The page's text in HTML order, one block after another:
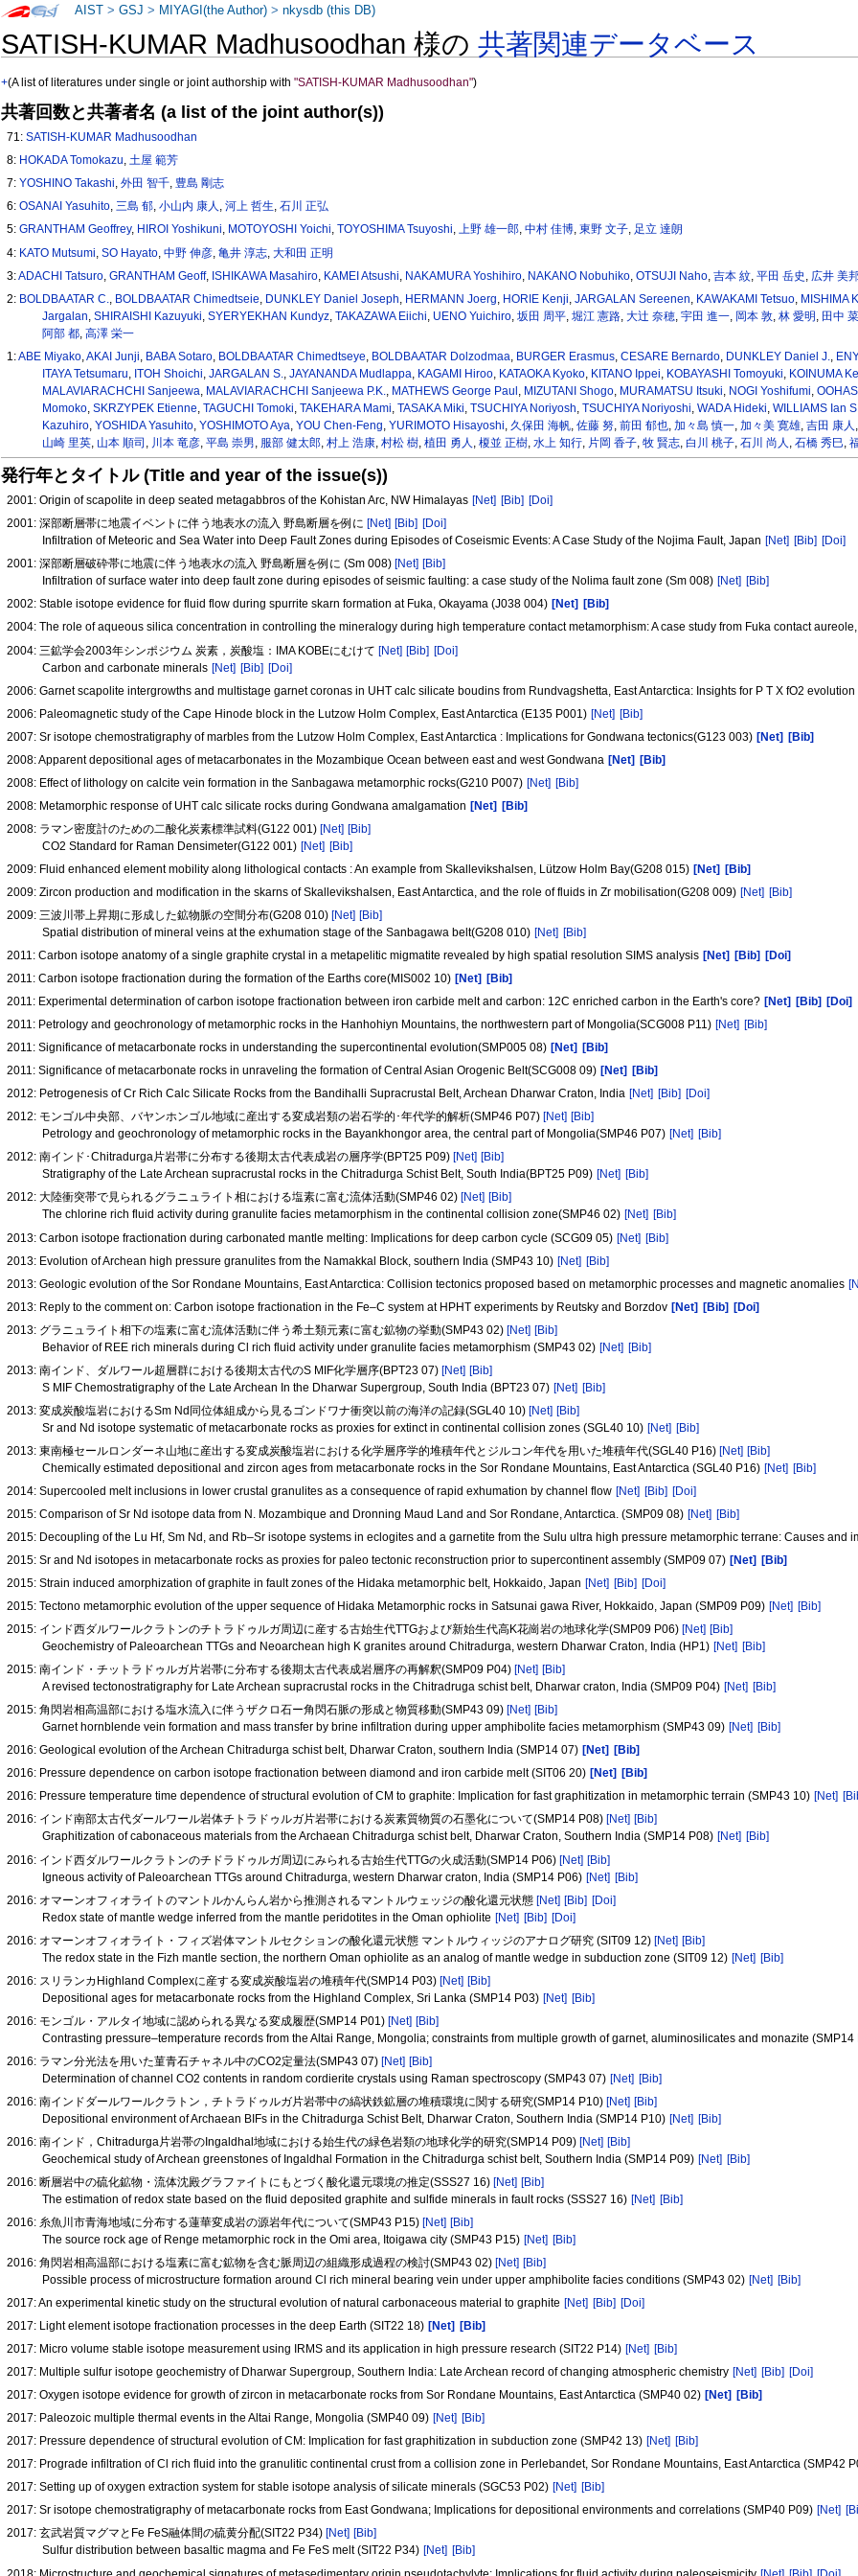
SATISH-KUMAR Madhusoodhan 様の共著関連データベース
+(A list of literatures under single or joint authorship with"SATISH-KUMAR Madhusoodhan")
共著回数と共著者名 (a list of the joint author(s))
71:SATISH-KUMAR Madhusoodhan
8: HOKADA Tomokazu,土屋 範芳
7:YOSHINO Takashi,外田 智千, 豊島 剛志
6:OSANAI Yasuhito,三島 郁,小山内 康人 ,河上 哲生,石川 正弘
5:GRANTHAM Geoffrey, HIROI Yoshikuni, MOTOYOSHI Yoichi,TOYOSHIMA Tsuyoshi,上野 雄一郎,中村 佳博,東野 文子, 足立 達朗
4: KATO Mutsumi ,SO Hayato ,中野 伸彦 ,亀井 淳志 ,大和田 正明
3:ADACHI Tatsuro ,GRANTHAM Geoff, ISHIKAWA Masahiro KAMEI Atsushi NAKAMURA Yoshihiro NAKANO Nobuhiko ,OTSUJI Naho ,吉本 紋 ,平田 岳史 広井 美
2: BOLDBAATAR C. BOLDBAATAR Chimedtseie DUNKLEY Daniel Joseph HERMANN Joerg HORIE Kenji ,JARGALAN Sereenen KAWAKAMI Tetsuo MISHIMA
Jargalan SHIRAISHI Kazuyuki SYERYEKHAN Kundyz, TAKAZAWA Eiichi UENO Yuichiro, 坂田 周平, 堀江 憲路, 大辻 奈穂, 宇田 進一, 岡本 敦, 林 愛明 田中
阿部 都, 高澤 栄一
1:ABE Miyako ,AKAI Junji BABA Sotaro BOLDBAATAR Chimedtseye BOLDBAATAR Dolzodmaa BURGER Erasmus ,CESARE Bernardo DUNKLEY Daniel J.
ITAYA Tetsumaru ITOH Shoichi JARGALAN S. JAYANANDA Mudlappa KAGAMI Hiroo, KATAOKA Kyoko, KITANO Ippei KOBAYASHI Tomoyuki KOINUMA
MALAVIARACHCHI Sanjeewa MALAVIARACHCHI Sanjeewa P.K. MATHEWS George Paul MIZUTANI Shogo, MURAMATSU Itsuki NOGI Yoshifumi
Momoko, SKRZYPEK Etienne TAGUCHI Tomoki TAKEHARA Mami TASAKA Miki TSUCHIYA Noriyosh TSUCHIYA Noriyoshi WADA Hideki WILLIAMS Ian S.
Kazuhiro, YOSHIDA Yasuhito, YOSHIMOTO Aya YOU Chen-Feng YURIMOTO Hisayoshi 久保田 海帆, 佐藤 努, 前田 郁也, 加々島 慎一, 加々美 寛雄, 吉田 康人
山崎 里英, 山本 順司 川本 竜彦, 平島 崇男 服部 健太郎, 村上 浩康, 村松 樹, 植田 勇人 榎並 正樹, 水上 知行, 片岡 香子, 牧 賢志, 白川 桃子, 石川 尚人 石橋 秀巳
発行年とタイトル (Title and year of the issue(s))
2001: Origin of scapolite in deep seated metagabbros of the Kohistan Arc, NW Himalayas [Net] [Bib] [Doi]
2001: 深部断層帯に地震イベントに伴う地表水の流入 野島断層を例に [Net] [Bib] [Doi]
Infiltration of Meteoric and Sea Water into Deep Fault Zones during Episodes of Coseismic Events: A Case Study of the Nojima Fault, Japan [Net] [Bib] [Doi]
2001: 深部断層破砕帯に地震に伴う地表水の流入 野島断層を例に (Sm 008) [Net] [Bib]
Infiltration of surface water into deep fault zone during episodes of seismic faulting: a case study of the Nolima fault zone (Sm 008) [Net] [Bib]
2002: Stable isotope evidence for fluid flow during spurrite skarn formation at Fuka, Okayama (J038 004) [Net]
[Bib]
2004: The role of aqueous silica concentration in controlling the mineralogy during high temperature contact metamorphism: A case study from Fuka contact
2004: 三鉱学会2003年シンポジウム 炭素，炭酸塩：IMA KOBEにむけて[Net] [Bib] [Doi]
Carbon and carbonate minerals [Net] [Bib] [Doi]
2006: Garnet scapolite intergrowths and multistage garnet coronas in UHT calc silicate boudins from Rundvagshetta, East Antarctica: Insights for P T X fO2 evolution
2006: Paleomagnetic study of the Cape Hinode block in the Lutzow Holm Complex, East Antarctica (E135 P001) [Net] [Bib]
2007: Sr isotope chemostratigraphy of marbles from the Lutzow Holm Complex, East Antarctica : Implications for Gondwana tectonics(G123 003) [Net] [Bib]
2008: Apparent depositional ages of metacarbonates in the Mozambique Ocean between east and west Gondwana [Net] [Bib]
2008: Effect of lithology on calcite vein formation in the Sanbagawa metamorphic rocks(G210 P007) [Net] [Bib]
2008: Metamorphic response of UHT calc silicate rocks during Gondwana amalgamation [Net] [Bib]
2008: ラマン密度計のための二酸化炭素標準試料(G122 001)[Net] [Bib]
CO2 Standard for Raman Densimeter(G122 001) [Net] [Bib]
2009: Fluid enhanced element mobility along lithological contacts : An example from Skallevikshalsen, Lützow Holm Bay(G208 015) [Net]
[Bib]
2009: Zircon production and modification in the skarns of Skallevikshalsen, East Antarctica, and the role of fluids in Zr mobilisation(G208 009) [Net] [Bib]
2009: 三波川帯上昇期に形成した鉱物脈の空間分布(G208 010) [Net] [Bib]
Spatial distribution of mineral veins at the exhumation stage of the Sanbagawa belt(G208 010) [Net] [Bib]
2011: Carbon isotope anatomy of a single graphite crystal in a metapelitic migmatite revealed by high spatial resolution SIMS analysis [Net] [Bib]
[Doi]
2011: Carbon isotope fractionation during the formation of the Earths core(MIS002 10) [Net]
[Bib]
2011: Experimental determination of carbon isotope fractionation between iron carbide melt and carbon: 12C enriched carbon in the Earth's core? [Net] [Bib]
[Doi]
2011: Petrology and geochronology of metamorphic rocks in the Hanhohiyn Mountains, the northwestern part of Mongolia(SCG008 P11) [Net] [Bib]
2011: Significance of metacarbonate rocks in understanding the supercontinental evolution(SMP005 08) [Net]
[Bib]
2011: Significance of metacarbonate rocks in unraveling the formation of Central Asian Orogenic Belt(SCG008 09) [Net]
[Bib]
2012: Petrogenesis of Cr Rich Calc Silicate Rocks from the Bandihalli Supracrustal Belt, Archean Dharwar Craton, India [Net] [Bib] [Doi]
2012: モンゴル中央部、バヤンホンゴル地域に産出する変成岩類の岩石学的･年代学的解析(SMP46 P07) [Net] [Bib]
Petrology and geochronology of metamorphic rocks in the Bayankhongor area, the central part of Mongolia(SMP46 P07) [Net] [Bib]
2012: 南インド･Chitradurga片岩帯に分布する後期太古代表成岩の層序学(BPT25 P09) [Net] [Bib]
Stratigraphy of the Late Archean supracrustal rocks in the Chitradurga Schist Belt, South India(BPT25 P09) [Net] [Bib]
2012: 大陸衝突帯で見られるグラニュライト相における塩素に富む流体活動(SMP46 02) [Net] [Bib]
The chlorine rich fluid activity during granulite facies metamorphism in the continental collision zone(SMP46 02) [Net] [Bib]
2013: Carbon isotope fractionation during carbonated mantle melting: Implications for deep carbon cycle (SCG09 05) [Net] [Bib]
2013: Evolution of Archean high pressure granulites from the Namakkal Block, southern India (SMP43 10) [Net] [Bib]
2013: Geologic evolution of the Sor Rondane Mountains, East Antarctica: Collision tectonics proposed based on metamorphic processes and magnetic anomalies
2013: Reply to the comment on: Carbon isotope fractionation in the Fe–C system at HPHT experiments by Reutsky and Borzdov [Net] [Bib] [Doi]
2013: グラニュライト相下の塩素に富む流体活動に伴う希土類元素に富む鉱物の挙動(SMP43 02)[Net] [Bib]
Behavior of REE rich minerals during Cl rich fluid activity under granulite facies metamorphism (SMP43 02) [Net] [Bib]
2013: 南インド、ダルワール超層群における後期太古代のS MIF化学層序(BPT23 07)[Net] [Bib]
S MIF Chemostratigraphy of the Late Archean In the Dharwar Supergroup, South India (BPT23 07) [Net] [Bib]
2013: 変成炭酸塩岩におけるSm Nd同位体組成から見るゴンドワナ衝突以前の海洋の記録(SGL40 10)[Net] [Bib]
Sr and Nd isotope systematic of metacarbonate rocks as proxies for extinct in continental collision zones (SGL40 10) [Net] [Bib]
2013: 東南極セールロンダーネ山地に産出する変成炭酸塩岩における化学層序学的堆積年代とジルコン年代を用いた堆積年代(SGL40 P16)[Net] [Bib]
Chemically estimated depositional and zircon ages from metacarbonate rocks in the Sor Rondane Mountains, East Antarctica (SGL40 P16) [Net] [Bib]
2014: Supercooled melt inclusions in lower crustal granulites as a consequence of rapid exhumation by channel flow [Net] [Bib] [Doi]
2015: Comparison of Sr Nd isotope data from N. Mozambique and Dronning Maud Land and Sor Rondane, Antarctica. (SMP09 08) [Net] [Bib]
2015: Decoupling of the Lu Hf, Sm Nd, and Rb–Sr isotope systems in eclogites and a garnetite from the Sulu ultra high pressure metamorphic terrane: Causes and
2015: Sr and Nd isotopes in metacarbonate rocks as proxies for paleo tectonic reconstruction prior to supercontinent assembly (SMP09 07) [Net]
[Bib]
2015: Strain induced amorphization of graphite in fault zones of the Hidaka metamorphic belt, Hokkaido, Japan [Net] [Bib] [Doi]
2015: Tectono metamorphic evolution of the upper sequence of Hidaka Metamorphic rocks in Satsunai gawa River, Hokkaido, Japan (SMP09 P09) [Net] [Bib]
2015: インド西ダルワールクラトンのチトラドゥルガ周辺に産する古始生代TTGおよび新始生代高K花崗岩の地球化学(SMP09 P06) [Net] [Bib]
Geochemistry of Paleoarchean TTGs and Neoarchean high K granites around Chitradurga, western Dharwar Craton, India (HP1) [Net] [Bib]
2015: 南インド・チットラドゥルガ片岩帯に分布する後期太古代表成岩層序の再解釈(SMP09 P04) [Net] [Bib]
A revised tectonostratigraphy for Late Archean supracrustal rocks in the Chitradruga schist belt, Dharwar craton, India (SMP09 P04) [Net] [Bib]
2015: 角閃岩相高温部における塩水流入に伴うザクロ石ー角閃石脈の形成と物質移動(SMP43 09) [Net] [Bib]
Garnet hornblende vein formation and mass transfer by brine infiltration during upper amphibolite facies metamorphism (SMP43 09) [Net] [Bib]
2016: Geological evolution of the Archean Chitradurga schist belt, Dharwar Craton, southern India (SMP14 07) [Net]
[Bib]
2016: Pressure dependence on carbon isotope fractionation between diamond and iron carbide melt (SIT06 20) [Net]
[Bib]
2016: Pressure temperature time dependence of structural evolution of CM to graphite: Implication for fast graphitization in metamorphic terrain (SMP43 10) [Net]
2016: インド南部太古代ダールワール岩体チトラドゥルガ片岩帯における炭素質物質の石墨化について(SMP14 P08) [Net] [Bib]
Graphitization of cabonaceous materials from the Archaean Chitradurga schist belt, Dharwar Craton, Southern India (SMP14 P08) [Net] [Bib]
2016: インド西ダルワールクラトンのチドラドゥルガ周辺にみられる古始生代TTGの火成活動(SMP14 P06)[Net] [Bib]
Igneous activity of Paleoarchean TTGs around Chitradurga, western Dharwar craton, India (SMP14 P06) [Net] [Bib]
2016: オマーンオフィオライトのマントルかんらん岩から推測されるマントルウェッジの酸化還元状態[Net] [Bib] [Doi]
Redox state of mantle wedge inferred from the mantle peridotites in the Oman ophiolite [Net] [Bib] [Doi]
2016: オマーンオフィオライト・フィズ岩体マントルセクションの酸化還元状態 マントルウィッジのアナログ研究 (SIT09 12)[Net] [Bib]
The redox state in the Fizh mantle section, the northern Oman ophiolite as an analog of mantle wedge in subduction zone (SIT09 12) [Net] [Bib]
2016: スリランカHighland Complexに産する変成炭酸塩岩の堆積年代(SMP14 P03)[Net] [Bib]
Depositional ages for metacarbonate rocks from the Highland Complex, Sri Lanka (SMP14 P03) [Net] [Bib]
2016: モンゴル・アルタイ地域に認められる異なる変成履歴(SMP14 P01)[Net] [Bib]
Contrasting pressure–temperature records from the Altai Range, Mongolia; constraints from multiple growth of garnet, aluminosilicates and monazite (SMP14
2016: ラマン分光法を用いた菫青石チャネル中のCO2定量法(SMP43 07)[Net] [Bib]
Determination of channel CO2 contents in random cordierite crystals using Raman spectroscopy (SMP43 07) [Net] [Bib]
2016: 南インドダールワールクラトン，チトラドゥルガ片岩帯中の縞状鉄鉱層の堆積環境に関する研究(SMP14 P10)[Net] [Bib]
Depositional environment of Archaean BIFs in the Chitradurga Schist Belt, Dharwar Craton, Southern India (SMP14 P10) [Net] [Bib]
2016: 南インド，Chitradurga片岩帯のIngaldhal地域における始生代の緑色岩類の地球化学的研究(SMP14 P09)[Net] [Bib]
Geochemical study of Archean greenstones of Ingaldhal Formation in the Chitradurga schist belt, Southern India (SMP14 P09) [Net] [Bib]
2016: 断層岩中の硫化鉱物・流体沈殿グラファイトにもとづく酸化還元環境の推定(SSS27 16)[Net] [Bib]
The estimation of redox state based on the fluid deposited graphite and sulfide minerals in fault rocks (SSS27 16) [Net] [Bib]
2016: 糸魚川市青海地域に分布する蓮華変成岩の源岩年代について(SMP43 P15) [Net] [Bib]
The source rock age of Renge metamorphic rock in the Omi area, Itoigawa city (SMP43 P15) [Net] [Bib]
2016: 角閃岩相高温部における塩素に富む鉱物を含む脈周辺の組織形成過程の検討(SMP43 02) [Net] [Bib]
Possible process of microstructure formation around Cl rich mineral bearing vein under upper amphibolite facies conditions (SMP43 02) [Net] [Bib]
2017: An experimental kinetic study on the structural evolution of natural carbonaceous material to graphite [Net] [Bib] [Doi]
2017: Light element isotope fractionation processes in the deep Earth (SIT22 18) [Net]
[Bib]
2017: Micro volume stable isotope measurement using IRMS and its application in high pressure research (SIT22 P14) [Net] [Bib]
2017: Multiple sulfur isotope geochemistry of Dharwar Supergroup, Southern India: Late Archean record of changing atmospheric chemistry [Net] [Bib] [Doi]
2017: Oxygen isotope evidence for growth of zircon in metacarbonate rocks from Sor Rondane Mountains, East Antarctica (SMP40 02) [Net]
[Bib]
2017: Paleozoic multiple thermal events in the Altai Range, Mongolia (SMP40 09) [Net] [Bib]
2017: Pressure dependence of structural evolution of CM: Implication for fast graphitization in subduction zone (SMP42 13) [Net] [Bib]
2017: Prograde infiltration of Cl rich fluid into the granulitic continental crust from a collision zone in Perlebandet, Sor Rondane Mountains, East Antarctica (SMP42
2017: Setting up of oxygen extraction system for stable isotope analysis of silicate minerals (SGC53 P02) [Net] [Bib]
2017: Sr isotope chemostratigraphy of metacarbonate rocks from East Gondwana; Implications for depositional environments and correlations (SMP40 P09) [Net]
2017: 玄武岩質マグマとFe FeS融体間の硫黄分配(SIT22 P34) [Net] [Bib]
Sulfur distribution between basaltic magma and Fe FeS melt (SIT22 P34) [Net] [Bib]
AIST >GSJ > MIYAGI(the Author) >nkysdb (this DB)